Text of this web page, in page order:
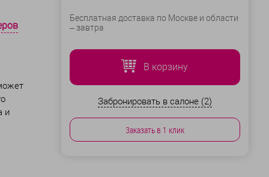
и
Бесплатная доставка по Москве и области
– завтра
В корзину
Забронировать в салоне (2)
Заказать в 1 клик